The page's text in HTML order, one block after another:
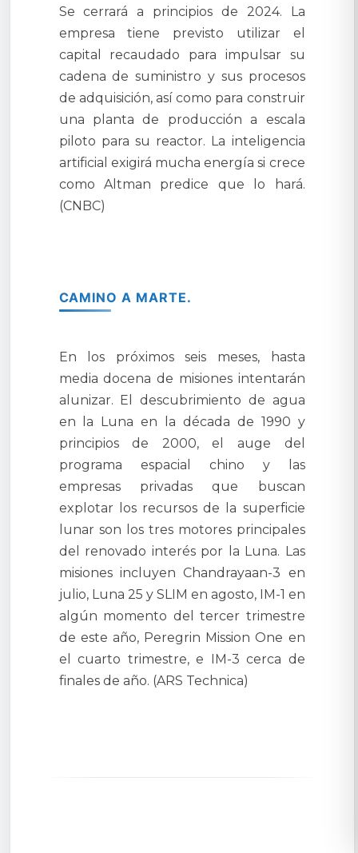
Se cerrará a principios de 2024. La
empresa tiene previsto utilizar el
capital recaudado para impulsar su
cadena de suministro y sus procesos
de adquisición, así como para construir
una planta de producción a escala
piloto para su reactor. La inteligencia
artificial exigirá mucha energía si crece
como Altman predice que lo hará.
(CNBC)
CAMINO A MARTE.
En los próximos seis meses, hasta
media docena de misiones intentarán
alunizar. El descubrimiento de agua
en la Luna en la década de 1990 y
principios de 2000, el auge del
programa espacial chino y las
empresas privadas que buscan
explotar los recursos de la superficie
lunar son los tres motores principales
del renovado interés por la Luna. Las
misiones incluyen Chandrayaan-3 en
julio, Luna 25 y SLIM en agosto, IM-1 en
algún momento del tercer trimestre
de este año, Peregrin Mission One en
el cuarto trimestre, e IM-3 cerca de
finales de año. (ARS Technica)